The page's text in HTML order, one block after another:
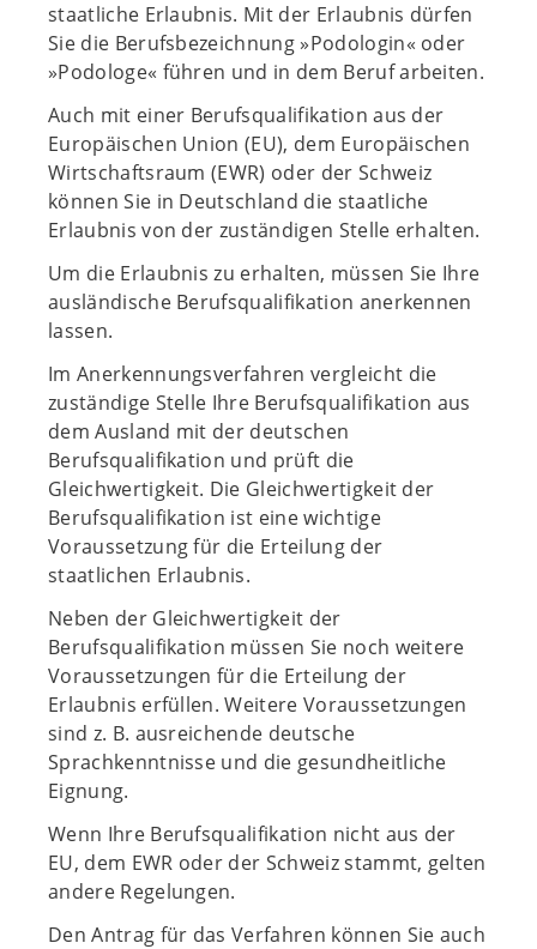
staatliche Erlaubnis. Mit der Erlaubnis dürfen
Sie die Berufsbezeichnung »Podologin« oder
»Podologe« führen und in dem Beruf arbeiten.
Auch mit einer Berufsqualifikation aus der
Europäischen Union (EU), dem Europäischen
Wirtschaftsraum (EWR) oder der Schweiz
können Sie in Deutschland die staatliche
Erlaubnis von der zuständigen Stelle erhalten.
Um die Erlaubnis zu erhalten, müssen Sie Ihre
ausländische Berufsqualifikation anerkennen
lassen.
Im Anerkennungsverfahren vergleicht die
zuständige Stelle Ihre Berufsqualifikation aus
dem Ausland mit der deutschen
Berufsqualifikation und prüft die
Gleichwertigkeit. Die Gleichwertigkeit der
Berufsqualifikation ist eine wichtige
Voraussetzung für die Erteilung der
staatlichen Erlaubnis.
Neben der Gleichwertigkeit der
Berufsqualifikation müssen Sie noch weitere
Voraussetzungen für die Erteilung der
Erlaubnis erfüllen. Weitere Voraussetzungen
sind z. B. ausreichende deutsche
Sprachkenntnisse und die gesundheitliche
Eignung.
Wenn Ihre Berufsqualifikation nicht aus der
EU, dem EWR oder der Schweiz stammt, gelten
andere Regelungen.
Den Antrag für das Verfahren können Sie auch